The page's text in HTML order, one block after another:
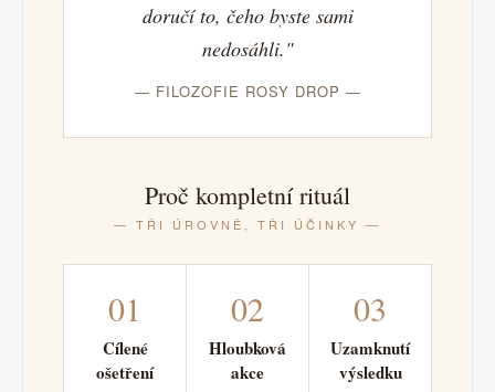
doručí to, čeho byste sami
nedosáhli."
— FILOZOFIE ROSY DROP —
Proč kompletní rituál
— TŘI ÚROVNĚ, TŘI ÚČINKY —
01
Cílené
ošetření
02
Hloubková
akce
03
Uzamknutí
výsledku